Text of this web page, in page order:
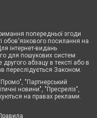
попередньої згоди
обов'язкового посилання на
інтернет-видань
для пошукових систем
абзацу в тексті або в
переслідується Законом.
"Партнерський
новини", "Пресреліз",
на правах реклами.